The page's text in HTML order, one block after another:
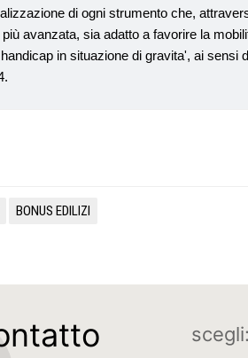
di ogni strumento che,
avanzata, sia adatto a favorire la
in situazione di gravita', ai sensi
BONUS EDILIZI
scegli: